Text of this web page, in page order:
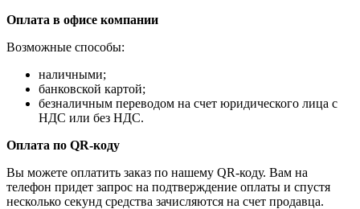
Оплата в офисе компании
Возможные способы:
наличными;
банковской картой;
безналичным переводом на счет юридического лица с
НДС или без НДС.
Оплата по QR-коду
Вы можете оплатить заказ по нашему QR-коду. Вам на
телефон придет запрос на подтверждение оплаты и спустя
несколько секунд средства зачисляются на счет продавца.